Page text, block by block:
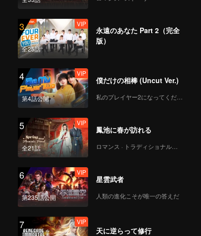
137
139
141 142
143
145 146
147 148
3
全25話
VIP
永遠のあなた Part 2（完全
版）
4
第4話公開
VIP
僕だけの相棒 (Uncut Ver.)
私のプレイヤー2になってください
5
全21話
VIP
鳳池に春が訪れる
ロマンス · トラディショナル・コスチューム
6
第235話公開
VIP
星雲武者
人類の進化こそが唯一の答えだ
7 VIP
天に逆らって修行